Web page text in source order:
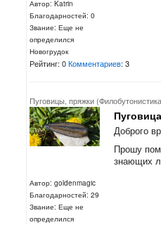
Автор: Katrin
Благодарностей: 0
Звание: Еще не
определился
Новогрудок
Рейтинг: 0Комментариев: 3
Пуговицы, пряжки
Автор: goldenmagic
Благодарностей: 29
Звание: Еще не
определился
Доброго
Прошу
знающих